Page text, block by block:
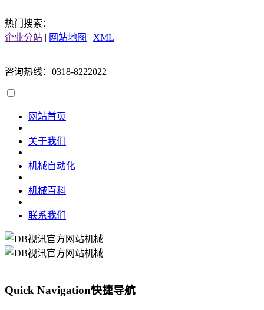
热门搜索：
企业分站 | 网站地图 | XML
咨询热线：0318-8222022
网站首页
|
关于我们
|
机械自动化
|
机械百科
|
联系我们
Quick Navigation快捷导航